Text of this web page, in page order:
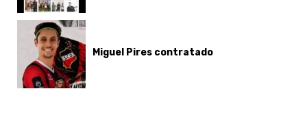
Miguel Pires contratado